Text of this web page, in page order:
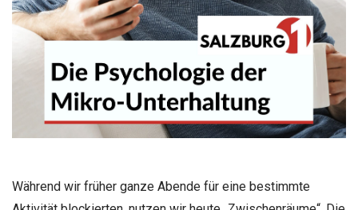
Während wir früher ganze Abende für eine bestimmte